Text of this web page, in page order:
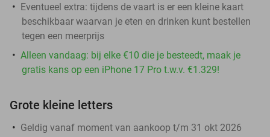
Eventueel extra: tijdens de vaart is er een kleine kaart
beschikbaar waarvan je eten en drinken kunt bestellen
tegen een meerprijs
Alleen vandaag: bij elke €10 die je besteedt, maak je
gratis kans op een iPhone 17 Pro t.w.v. €1.329!
Grote kleine letters
Geldig vanaf moment van aankoop t/m 31 okt 2026